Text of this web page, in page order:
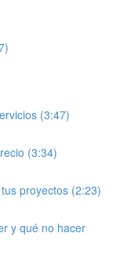
(3:47)
(3:34)
proyectos (2:23)
y qué no hacer